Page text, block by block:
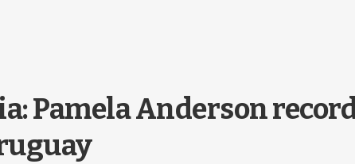
Pamela Anderson